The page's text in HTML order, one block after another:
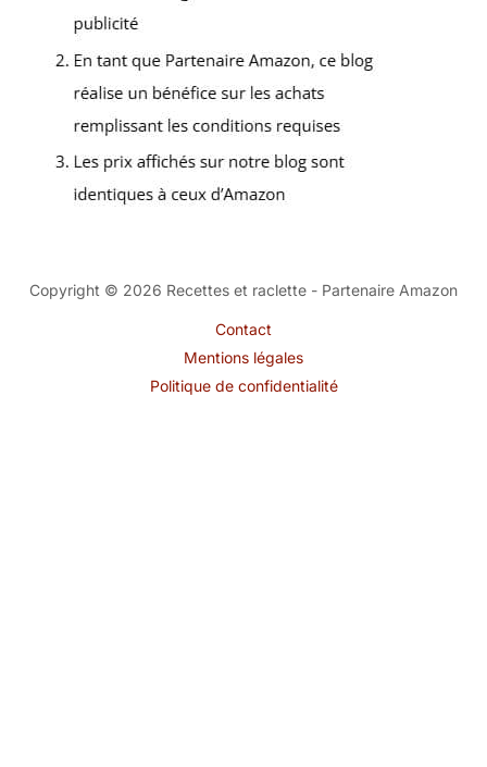
Copyright © 2026 Recettes et raclette - Partenaire Amazon
Contact
Mentions légales
Politique de confidentialité